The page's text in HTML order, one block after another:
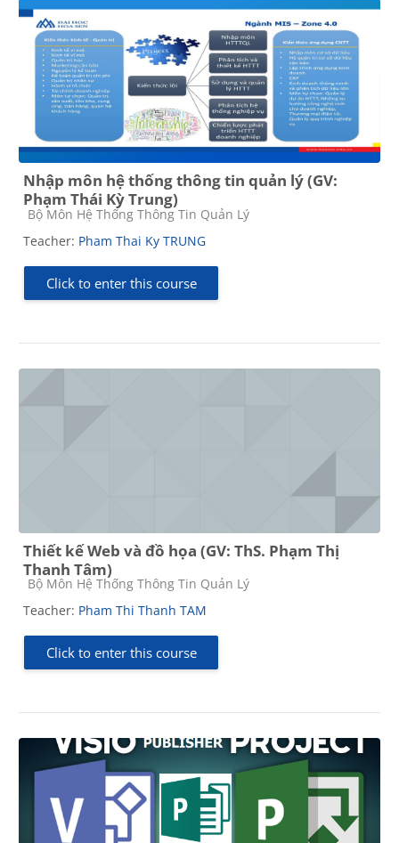
Nhập môn hệ thống thông tin quản lý (GV:
Phạm Thái Kỳ Trung)
Course category
Bộ Môn Hệ Thống Thông Tin Quản Lý
Teacher: Pham Thai Ky TRUNG
Click to enter this course
Thiết kế Web và đồ họa (GV: ThS. Phạm Thị
Thanh Tâm)
Course category
Bộ Môn Hệ Thống Thông Tin Quản Lý
Teacher: Pham Thi Thanh TAM
Click to enter this course